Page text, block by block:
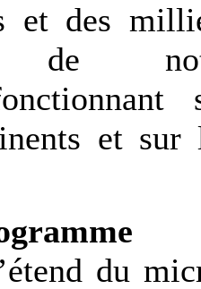
et des
de
et sur
du